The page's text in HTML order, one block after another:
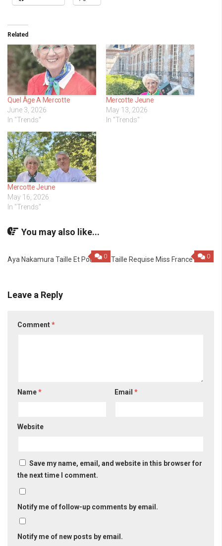
Related
Quel Âge A Mercotte
June 3, 2026
In "Trends"
Mercotte Jeune
May 13, 2026
In "Trends"
Mercotte Jeune
May 16, 2026
In "Trends"
You may also like...
0
Aya Nakamura Taille Et Poids 0
Taille Requise Miss France
Leave a Reply
Comment*
Name* Email*
Website
Save my name, email, and website in this browser for
the next time I comment.
Notify me of follow-up comments by email.
Notify me of new posts by email.